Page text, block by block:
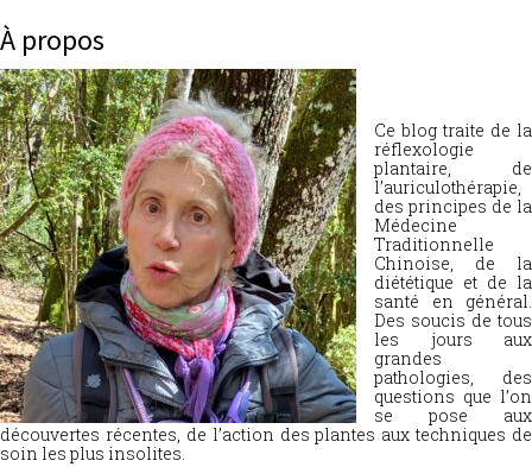
À propos
Ce blog traite de la
réflexologie
plantaire, de
l’auriculothérapie,
des principes de la
Médecine
Traditionnelle
Chinoise, de la
diététique et de la
santé en général.
Des soucis de tous
les jours aux
grandes
pathologies, des
questions que l’on
se pose aux
découvertes récentes, de l’action des plantes aux techniques de
soin les plus insolites.